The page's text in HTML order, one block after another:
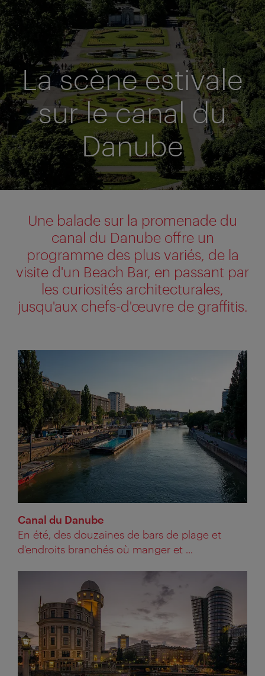
La scène estivale
sur le canal du
Danube
Une balade sur la promenade du
canal du Danube offre un
programme des plus variés, de la
visite d'un Beach Bar, en passant par
les curiosités architecturales,
jusqu'aux chefs-d'œuvre de graffitis.
Canal du Danube
En été, des douzaines de bars de plage et
d'endroits branchés où manger et ...